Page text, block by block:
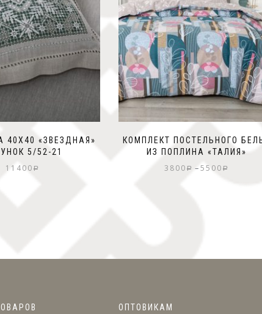
40Х40 «ЗВЕЗДНАЯ»
5/52-21
11400 Р
КОМПЛЕКТ ПОСТЕЛЬНОГО
ИЗ ПОПЛИНА «ТАЛИЯ»
3800 Р –5500 Р
ОПТОВИКАМ